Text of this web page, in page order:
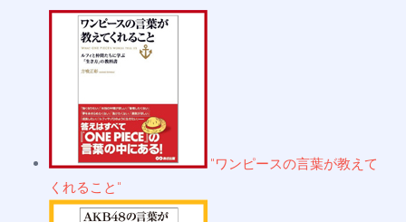
"ワンピースの言葉が教えて
くれること"